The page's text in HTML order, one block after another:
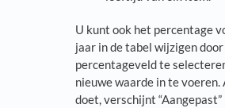
U kunt ook het percentage
jaar in de tabel wijzigen
percentageveld te
nieuwe waarde in te voeren.
doet, verschijnt “Aangepast”